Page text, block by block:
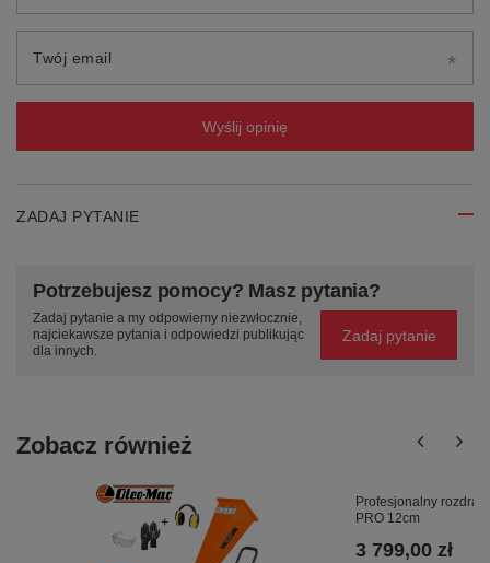
Twój email
Wyślij opinię
ZADAJ PYTANIE
Potrzebujesz pomocy? Masz pytania?
Zadaj pytanie a my odpowiemy niezwłocznie,
najciekawsze pytania i odpowiedzi publikując
dla innych.
Zadaj pytanie
Zobacz również
Profesjonalny
PRO 12cm
3 799,00 zł